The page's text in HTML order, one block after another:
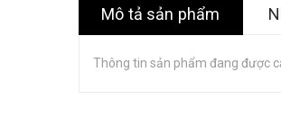
Mô tả sản phẩm
Thông tin sản phẩm đang được